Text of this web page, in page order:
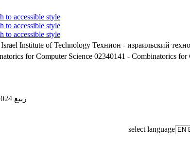
to accessible style
to accessible style
to accessible style
Institute of Technology Технион - израильский
Combinatorics for Computer Science 02340141 - Combinatorics for
ربيع 2024-2025
select language